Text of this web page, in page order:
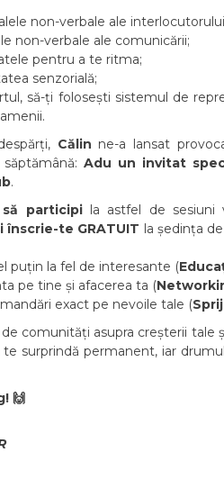
non-verbale ale
non-verbale ale comunicării;
pentru a te ritma;
senzorială;
să-ți folosești sistemul de
Călin ne-a lansat
Adu un invitat
.
participila astfel de sesiuni
înscrie-te GRATUIT la ședința
puțin la fel de interesante (
pe tine și afacerea ta (
exact pe nevoile tale (
comunități asupra creșterii tale
surprindă permanent, iar
🙌